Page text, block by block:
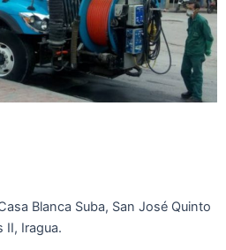
Blanca Suba, San José Quinto
II, Iragua.